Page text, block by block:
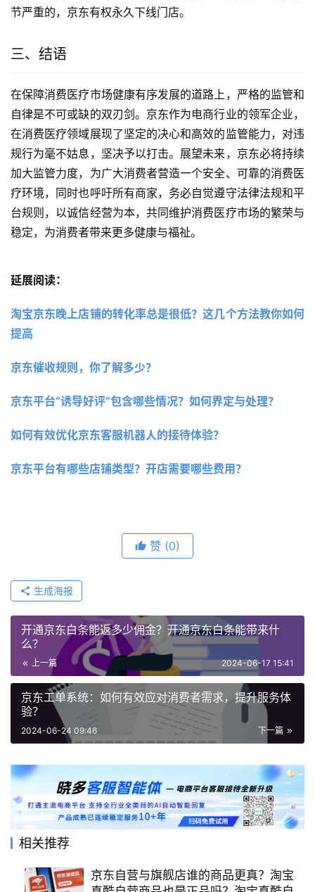
节严重的，京东有权永久下线门店。
三、结语
在保障消费医疗市场健康有序发展的道路上，严格的监管和
自律是不可或缺的双刃剑。京东作为电商行业的领军企业，
在消费医疗领域展现了坚定的决心和高效的监管能力，对违
规行为毫不姑息，坚决予以打击。展望未来，京东必将持续
加大监管力度，为广大消费者营造一个安全、可靠的消费医
疗环境，同时也呼吁所有商家，务必自觉遵守法律法规和平
台规则，以诚信经营为本，共同维护消费医疗市场的繁荣与
稳定，为消费者带来更多健康与福祉。
延展阅读：
淘宝京东晚上店铺的转化率总是很低？这几个方法教你如何
提高
京东催收规则，你了解多少？
京东平台“诱导好评”包含哪些情况？如何界定与处理？
如何有效优化京东客服机器人的接待体验？
京东平台有哪些店铺类型？开店需要哪些费用？
赞 (0)
生成海报
开通京东白条能返多少佣金？开通京东白条能带来什
么？
上一篇 2024-06-17 15:41
京东工单系统：如何有效应对消费者需求，提升服务体
验？
下一篇
2024-06-24 09:46
相关推荐
京东自营与旗舰店谁的商品更真？淘宝